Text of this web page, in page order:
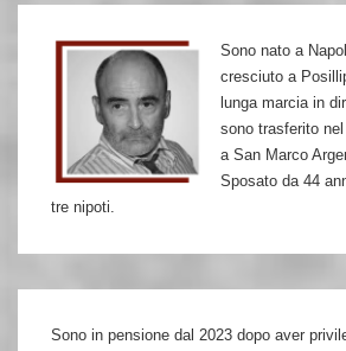
Sono nato a
cresciuto a
lunga marcia in
sono trasferito
a San Marco
Sposato da 44
tre nipoti.
Sono in pensione dal 2023 dopo aver